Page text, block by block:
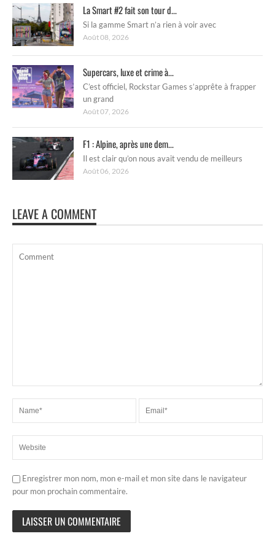
La Smart #2 fait son tour d...
Si la gamme Smart n’a rien à voir avec
Août 08, 2026
Supercars, luxe et crime à...
C’est officiel, Rockstar Games s’apprête à frapper
un grand
Août 07, 2026
F1 : Alpine, après une dem...
Il est clair qu’on nous avait vendu de meilleurs
Août 06, 2026
LEAVE A COMMENT
Enregistrer mon nom, mon e-mail et mon site dans le navigateur
pour mon prochain commentaire.